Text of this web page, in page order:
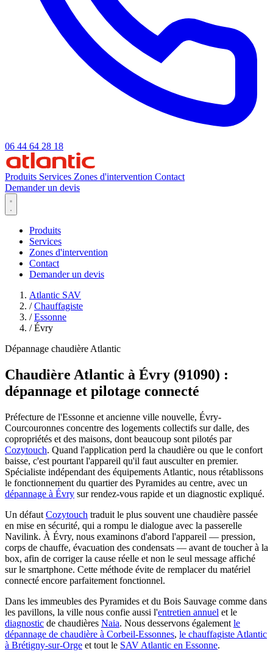
06 44 64 28 18
Produits Services Zones d'intervention Contact
Demander un devis
Produits
Services
Zones d'intervention
Contact
Demander un devis
Atlantic SAV
/ Chauffagiste
/ Essonne
/ Évry
Dépannage chaudière Atlantic
Chaudière Atlantic à Évry (91090) :
dépannage et pilotage connecté
Préfecture de l'Essonne et ancienne ville nouvelle, Évry-
Courcouronnes concentre des logements collectifs sur dalle, des
copropriétés et des maisons, dont beaucoup sont pilotés par
Cozytouch. Quand l'application perd la chaudière ou que le confort
baisse, c'est pourtant l'appareil qu'il faut ausculter en premier.
Spécialiste indépendant des équipements Atlantic, nous rétablissons
le fonctionnement du quartier des Pyramides au centre, avec un
dépannage à Évry sur rendez-vous rapide et un diagnostic expliqué.
Un défaut Cozytouch traduit le plus souvent une chaudière passée
en mise en sécurité, qui a rompu le dialogue avec la passerelle
Navilink. À Évry, nous examinons d'abord l'appareil — pression,
corps de chauffe, évacuation des condensats — avant de toucher à la
box, afin de corriger la cause réelle et non le seul message affiché
sur le smartphone. Cette méthode évite de remplacer du matériel
connecté encore parfaitement fonctionnel.
Dans les immeubles des Pyramides et du Bois Sauvage comme dans
les pavillons, la ville nous confie aussi l'entretien annuel et le
diagnostic de chaudières Naia. Nous desservons également le
dépannage de chaudière à Corbeil-Essonnes, le chauffagiste Atlantic
à Brétigny-sur-Orge et tout le SAV Atlantic en Essonne.